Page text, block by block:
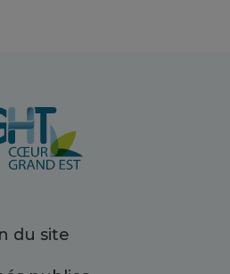
du site